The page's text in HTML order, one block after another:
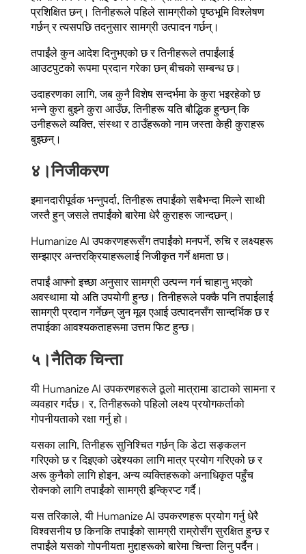
प्रशिक्षित छन्। तिनीहरूले पहिले सामग्रीको पृष्ठभूमि विश्लेषण
गर्छन् र त्यसपछि तदनुसार सामग्री उत्पादन गर्छन्।
तपाईंले कुन आदेश दिनुभएको छ र तिनीहरूले तपाईंलाई
आउटपुटको रूपमा प्रदान गरेका छन् बीचको सम्बन्ध छ।
उदाहरणका लागि, जब कुनै विशेष सन्दर्भमा के कुरा भइरहेको छ
भन्ने कुरा बुझ्ने कुरा आउँछ, तिनीहरू यति बौद्धिक हुन्छन् कि
उनीहरूले व्यक्ति, संस्था र ठाउँहरूको नाम जस्ता केही कुराहरू
बुझ्छन्।
४।निजीकरण
इमानदारीपूर्वक भन्नुपर्दा, तिनीहरू तपाईंको सबैभन्दा मिल्ने साथी
जस्तै हुन् जसले तपाईंको बारेमा धेरै कुराहरू जान्दछन्।
Humanize AI उपकरणहरूसँग तपाईंको मनपर्ने, रुचि र लक्ष्यहरू
सम्झाएर अन्तरक्रियाहरूलाई निजीकृत गर्ने क्षमता छ।
तपाईं आफ्नो इच्छा अनुसार सामग्री उत्पन्न गर्न चाहानु भएको
अवस्थामा यो अति उपयोगी हुन्छ। तिनीहरूले पक्कै पनि तपाईलाई
सामग्री प्रदान गर्नेछन् जुन मूल एआई उत्पादनसँग सान्दर्भिक छ र
तपाईका आवश्यकताहरूमा उत्तम फिट हुन्छ।
५।नैतिक चिन्ता
यी Humanize AI उपकरणहरूले ठूलो मात्रामा डाटाको सामना र
व्यवहार गर्दछ। र, तिनीहरूको पहिलो लक्ष्य प्रयोगकर्ताको
गोपनीयताको रक्षा गर्नु हो।
यसका लागि, तिनीहरू सुनिश्चित गर्छन् कि डेटा सङ्कलन
गरिएको छ र दिइएको उद्देश्यका लागि मात्र प्रयोग गरिएको छ र
अरू कुनैको लागि होइन, अन्य व्यक्तिहरूको अनाधिकृत पहुँच
रोक्नको लागि तपाईंको सामग्री इन्क्रिप्ट गर्दै।
यस तरिकाले, यी Humanize AI उपकरणहरू प्रयोग गर्नु धेरै
विश्वसनीय छ किनकि तपाईंको सामग्री राम्रोसँग सुरक्षित हुन्छ र
तपाईंले यसको गोपनीयता मुद्दाहरूको बारेमा चिन्ता लिनु पर्दैन।